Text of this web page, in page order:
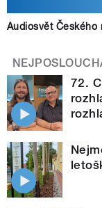
Audiosvět Českého
72.